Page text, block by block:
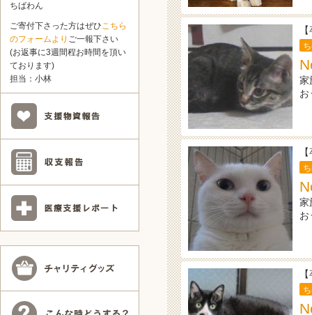
家
お
家
お
ちばわん
ご寄付下さった方はぜひこちら
のフォームより ご一報下さい
(お返事に3週間程お時間を頂い
ております)
担当：小林